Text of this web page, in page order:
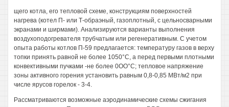
щего котла, его тепловой схеме, конструкциям поверхностей
нагрева (котел П- или Т-обраэный, газоплотный, с цельносварными
экранами и ширмами). Анализируются варианты выполнения
воздухоподогревателя трубчатым или регенеративным. С учетом
опыта работы котлов П-59 предлагается: температуру газов в верху
топки принять равной не более 1050°С, а перед первыми плотными
конвективными пучками -не более 0ОО°С; тепловое напряжение
зоны активного горения установить равным 0,8-0,85 МВт/м2 при
числе ярусов горелок - 3-4.
Рассматриваются возможные аэродинамические схемы сжигания